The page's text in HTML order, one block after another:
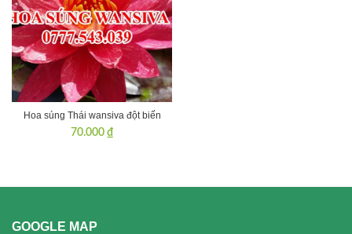
Hoa súng Thái wansiva đột biến
70.000 ₫
GOOGLE MAP